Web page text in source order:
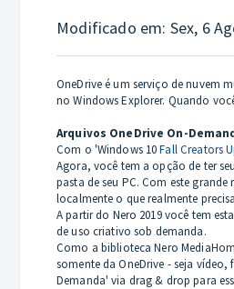
Modificado em: Sex, 6
OneDrive é um serviço de nuvem
no Windows Explorer. Quando
Arquivos OneDrive On-
Com o 'Windows 10Fall Creators
Agora, você tem a opção de ter
pasta de seu PC. Com este
localmente o que realmente
A partir do Nero 2019 você tem
de uso criativo sob demanda.
Como a biblioteca Nero
somente da OneDrive - seja
Demanda' via drag & drop para